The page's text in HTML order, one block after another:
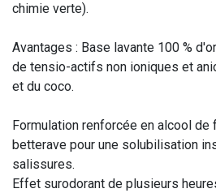
chimie verte).
Avantages : Base lavante 100 %
de tensio-actifs non ioniques et
et du coco.
Formulation renforcée en alcool de
betterave pour une solubilisation
salissures.
Effet surodorant de plusieurs